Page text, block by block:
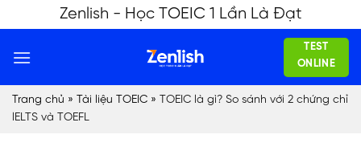
to
content
Zenlish - Học TOEIC 1 Lần Là Đạt
TEST
ONLINE
Trang chủ » Tài liệu TOEIC » TOEIC là gì? So sánh với 2 chứng chỉ
lELTS và TOEFL